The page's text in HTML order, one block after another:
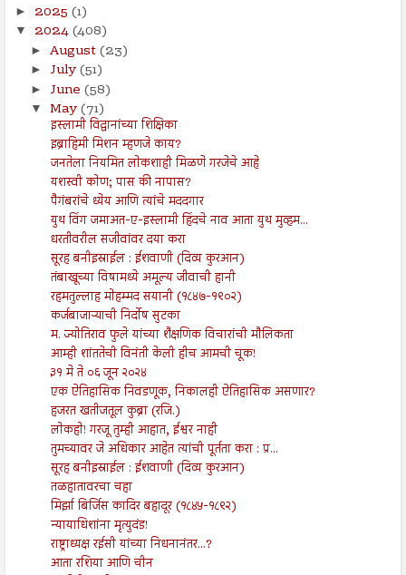
► 2025 (1)
▼ 2024(408)
► August(23)
► July(51)
► June (58)
▼ May(71)
इस्लामी विद्वानांच्या शिक्षिका
इब्राहिमी मिशन म्हणजे काय?
जनतेला नियमित लोकशाही मिळणे गरजेचे आहे
यशस्वी कोण; पास की नापास?
पैगंबरांचे ध्येय आणि त्यांचे मददगार
युथ विंग जमाअत-ए-इस्लामी हिंदचे नाव आता युथ मुव्हम...
धरतीवरील सजीवांवर दया करा
सूरह बनीइस्राईल : ईशवाणी (दिव्य कुरआन)
तंबाखूच्या विषामध्ये अमूल्य जीवाची हानी
रहमतुल्लाह मोहम्मद सयानी (१८४७-१९०२)
कर्जबाजाऱ्याची निर्दोष सुटका
म. ज्योतिराव फुले यांच्या शैक्षणिक विचारांची मौलिकता
आम्ही शांततेची विनंती केली हीच आमची चूक!
३१ मे ते ०६ जून २०२४
एक ऐतिहासिक निवडणूक, निकालही ऐतिहासिक असणार?
हजरत खतीजतूल कुब्रा (रजि.)
लोकहो! गरजू तुम्ही आहात, ईश्वर नाही
तुमच्यावर जे अधिकार आहेत त्यांची पूर्तता करा : प्र...
सूरह बनीइस्राईल : ईशवाणी (दिव्य कुरआन)
तळहातावरचा चहा
मिर्झा बिर्जिस कादिर बहादूर (१८४५-१८९२)
न्यायाधिशांना मृत्युदंड!
राष्ट्राध्यक्ष रईसी यांच्या निधनानंतर...?
आता रशिया आणि चीन